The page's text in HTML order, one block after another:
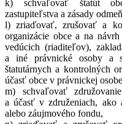
k) schvaľovať štatút
zastupiteľstva a zásady
l) zriaďovať, zrušovať a
organizácie obce a na
vedúcich (riaditeľov),
a iné právnické osoby a
štatutárnych a kontrolných
účasť obce v právnickej
m) schvaľovať
a účasť v združeniach, ako
alebo záujmového fondu,